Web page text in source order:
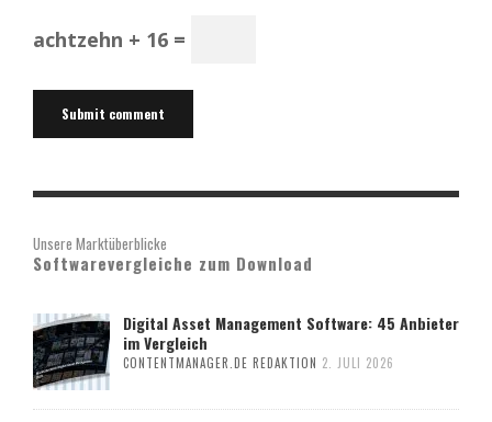
achtzehn + 16 =
Unsere Marktüberblicke
Softwarevergleiche zum Download
Digital Asset Management Software: 45 Anbieter
im Vergleich
CONTENTMANAGER.DE REDAKTION 2. JULI 2026